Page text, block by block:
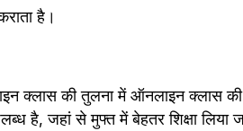
है।
क्लास की तुलना में ऑनलाइन क्लास की